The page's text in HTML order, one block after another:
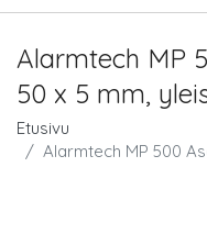
Alarmtech MP
50 x 5 mm,
Etusivu
Alarmtech MP 500